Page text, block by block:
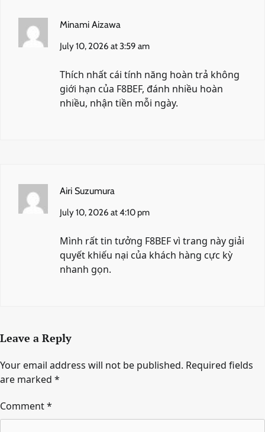
Minami Aizawa
July 10, 2026 at 3:59 am
Thích nhất cái tính năng hoàn trả không
giới hạn của F8BEF, đánh nhiều hoàn
nhiều, nhận tiền mỗi ngày.
Airi Suzumura
July 10, 2026 at 4:10 pm
Mình rất tin tưởng F8BEFvì trang này giải
quyết khiếu nại của khách hàng cực kỳ
nhanh gọn.
Leave a Reply
Your email address will not be published. Required fields
are marked *
Comment*